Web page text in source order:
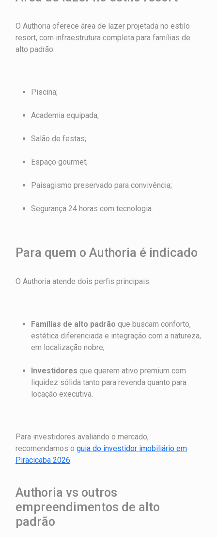
O Authoria oferece área de lazer projetada no estilo
resort, com infraestrutura completa para famílias de
alto padrão:
Piscina;
Academia equipada;
Salão de festas;
Espaço gourmet;
Paisagismo preservado para convivência;
Segurança 24 horas com tecnologia.
Para quem o Authoria é indicado
O Authoria atende dois perfis principais:
Famílias de alto padrão que buscam conforto,
estética diferenciada e integração com a natureza,
em localização nobre;
Investidores que querem ativo premium com
liquidez sólida tanto para revenda quanto para
locação executiva.
Para investidores avaliando o mercado,
recomendamos o guia do investidor imobiliário em
Piracicaba 2026.
Authoria vs outros
empreendimentos de alto
padrão